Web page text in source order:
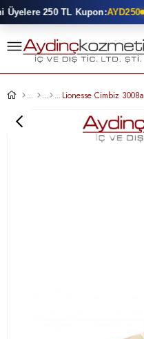
250 TL Kupon:AYD250
Lionesse Cimbiz 3008a